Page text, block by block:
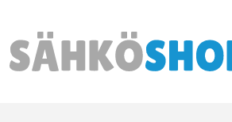
Päävalikko